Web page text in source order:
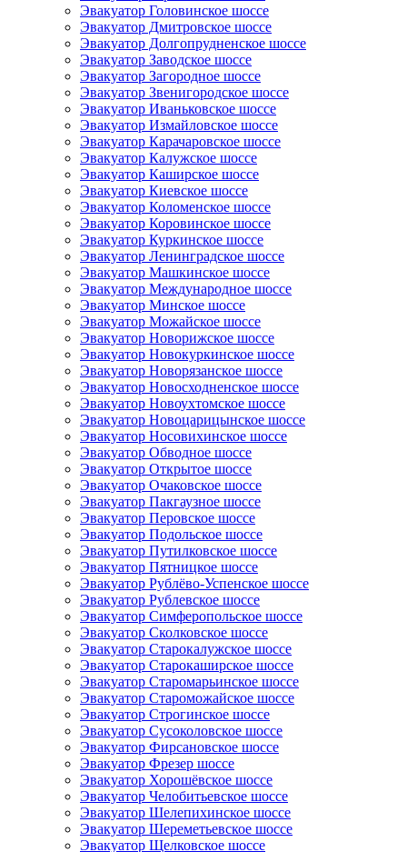
Эвакуатор Головинское шоссе
Эвакуатор Дмитровское шоссе
Эвакуатор Долгопрудненское шоссе
Эвакуатор Заводское шоссе
Эвакуатор Загородное шоссе
Эвакуатор Звенигородское шоссе
Эвакуатор Иваньковское шоссе
Эвакуатор Измайловское шоссе
Эвакуатор Карачаровское шоссе
Эвакуатор Калужское шоссе
Эвакуатор Каширское шоссе
Эвакуатор Киевское шоссе
Эвакуатор Коломенское шоссе
Эвакуатор Коровинское шоссе
Эвакуатор Куркинское шоссе
Эвакуатор Ленинградское шоссе
Эвакуатор Машкинское шоссе
Эвакуатор Международное шоссе
Эвакуатор Минское шоссе
Эвакуатор Можайское шоссе
Эвакуатор Новорижское шоссе
Эвакуатор Новокуркинское шоссе
Эвакуатор Новорязанское шоссе
Эвакуатор Новосходненское шоссе
Эвакуатор Новоухтомское шоссе
Эвакуатор Новоцарицынское шоссе
Эвакуатор Носовихинское шоссе
Эвакуатор Обводное шоссе
Эвакуатор Открытое шоссе
Эвакуатор Очаковское шоссе
Эвакуатор Пакгаузное шоссе
Эвакуатор Перовское шоссе
Эвакуатор Подольское шоссе
Эвакуатор Путилковское шоссе
Эвакуатор Пятницкое шоссе
Эвакуатор Рублёво-Успенское шоссе
Эвакуатор Рублевское шоссе
Эвакуатор Симферопольское шоссе
Эвакуатор Сколковское шоссе
Эвакуатор Старокалужское шоссе
Эвакуатор Старокаширское шоссе
Эвакуатор Старомарьинское шоссе
Эвакуатор Староможайское шоссе
Эвакуатор Строгинское шоссе
Эвакуатор Сусоколовское шоссе
Эвакуатор Фирсановское шоссе
Эвакуатор Фрезер шоссе
Эвакуатор Хорошёвское шоссе
Эвакуатор Челобитьевское шоссе
Эвакуатор Шелепихинское шоссе
Эвакуатор Шереметьевское шоссе
Эвакуатор Щелковское шоссе